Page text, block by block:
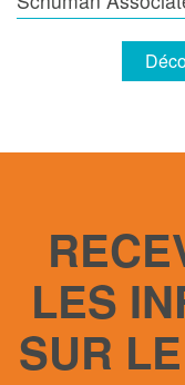
LES
SUR